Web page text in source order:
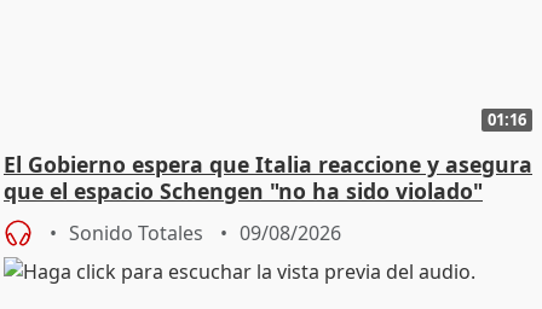
01:16
El Gobierno espera que Italia reaccione y asegura
que el espacio Schengen "no ha sido violado"
Sonido Totales 09/08/2026